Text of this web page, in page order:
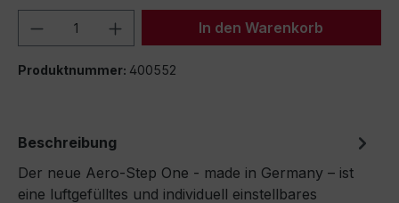
Produkt Anzahl: Gib denIn den Warenkorb
Produktnummer: 400552
Beschreibung
Der neue Aero-Step One - made in Germany – ist
eine luftgefülltes und individuell einstellbares